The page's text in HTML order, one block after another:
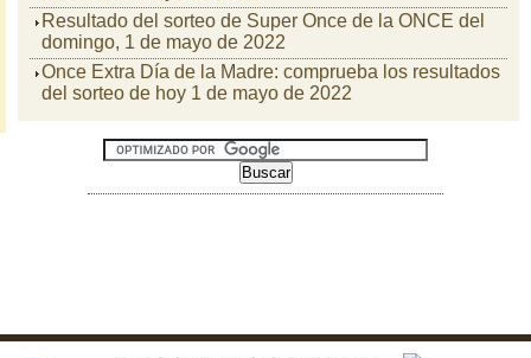
Resultado del sorteo de Super Once de la ONCE del
domingo, 1 de mayo de 2022
Once Extra Día de la Madre: comprueba los resultados
del sorteo de hoy 1 de mayo de 2022